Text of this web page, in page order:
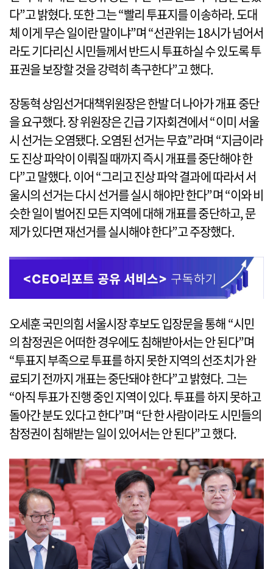
다”고 밝혔다. 또한 그는 “빨리 투표지를 이송하라. 도대
체 이게 무슨 일이란 말이냐”며 “선관위는 18시가 넘어서
라도 기다리신 시민들께서 반드시 투표하실 수 있도록 투
표권을 보장할 것을 강력히 촉구한다”고 했다.
장동혁 상임선거대책위원장은 한발 더 나아가 개표 중단
을 요구했다. 장 위원장은 긴급 기자회견에서 “이미 서울
시 선거는 오염됐다. 오염된 선거는 무효”라며 “지금이라
도 진상 파악이 이뤄질 때까지 즉시 개표를 중단해야 한
다”고 말했다. 이어 “그리고 진상 파악 결과에 따라서 서
울시의 선거는 다시 선거를 실시 해야만 한다”며 “이와 비
슷한 일이 벌어진 모든 지역에 대해 개표를 중단하고, 문
제가 있다면 재선거를 실시해야 한다”고 주장했다.
오세훈 국민의힘 서울시장 후보도 입장문을 통해 “시민
의 참정권은 어떠한 경우에도 침해받아서는 안 된다”며
“투표지 부족으로 투표를 하지 못한 지역의 선조치가 완
료되기 전까지 개표는 중단돼야 한다”고 밝혔다. 그는
“아직 투표가 진행 중인 지역이 있다. 투표를 하지 못하고
돌아간 분도 있다고 한다”며 “단 한 사람이라도 시민들의
참정권이 침해받는 일이 있어서는 안 된다”고 했다.